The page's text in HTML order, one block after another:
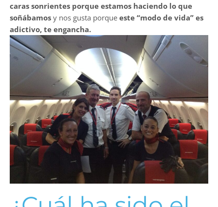
caras sonrientes porque estamos haciendo lo que
soñábamos y nos gusta porque este “modo de vida” es
adictivo, te engancha.